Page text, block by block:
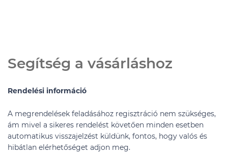
Segítség a vásárláshoz
Rendelési információ
A megrendelések feladásához regisztráció nem szükséges,
ám mivel a sikeres rendelést követően minden esetben
automatikus visszajelzést küldünk, fontos, hogy valós és
hibátlan elérhetőséget adjon meg.